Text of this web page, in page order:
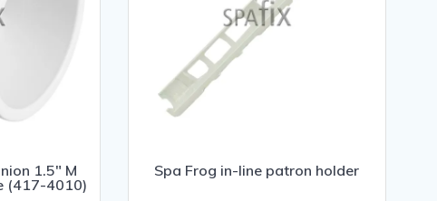
1.5″ M
(417-4010)
Spa Frog in-line patron holder